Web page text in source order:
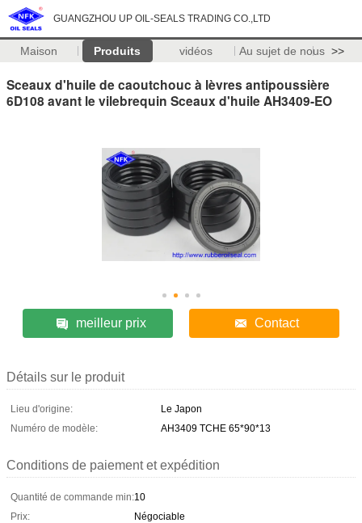
GUANGZHOU UP OIL-SEALS TRADING CO.,LTD
Maison Produits vidéos Au sujet de nous >>
Sceaux d'huile de caoutchouc à lèvres antipoussière
6D108 avant le vilebrequin Sceaux d'huile AH3409-EO
meilleur prix Contact
Détails sur le produit
Lieu d'origine:
Le Japon
Numéro de modèle:
AH3409 TCHE 65*90*13
Conditions de paiement et expédition
Quantité de commande min:10
Prix:
Négociable